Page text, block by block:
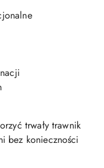
trwały trawnik
bez konieczności